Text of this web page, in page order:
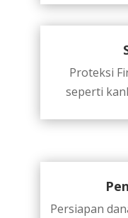
Proteksi
seperti
Persiapan